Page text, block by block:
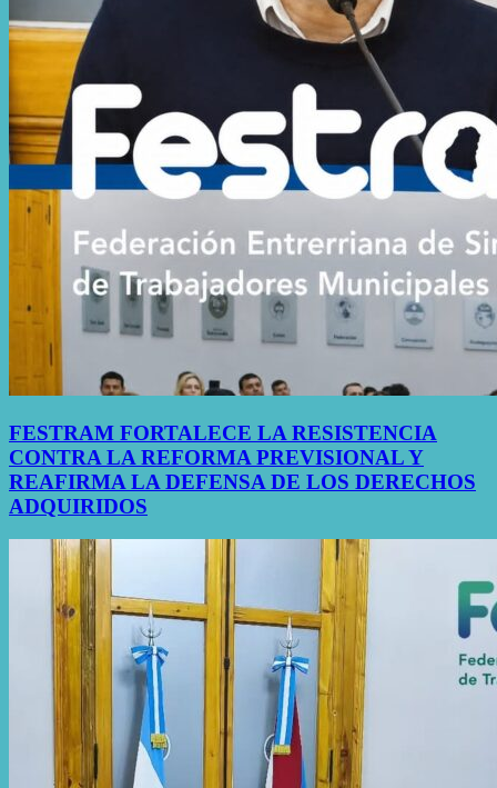
FESTRAM FORTALECE LA RESISTENCIA
CONTRA LA REFORMA PREVISIONAL Y
REAFIRMA LA DEFENSA DE LOS DERECHOS
ADQUIRIDOS